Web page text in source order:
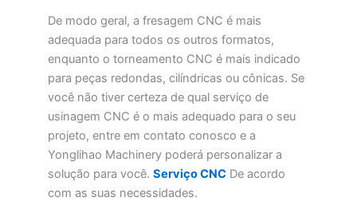
De modo geral, a fresagem CNC é mais
adequada para todos os outros formatos,
enquanto o torneamento CNC é mais indicado
para peças redondas, cilíndricas ou cônicas. Se
você não tiver certeza de qual serviço de
usinagem CNC é o mais adequado para o seu
projeto, entre em contato conosco e a
Yonglihao Machinery poderá personalizar a
solução para você. Serviço CNC De acordo
com as suas necessidades.